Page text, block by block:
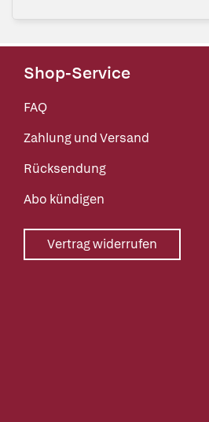
Shop-Service
FAQ
Zahlung und Versand
Rücksendung
Abo kündigen
Vertrag widerrufen